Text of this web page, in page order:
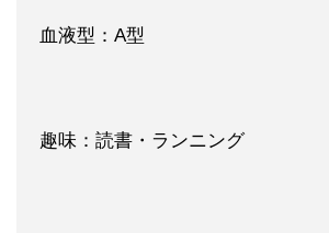
血液型：A型
趣味：読書・ランニング